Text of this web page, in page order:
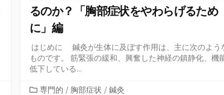
るのか？「胸部症状をやわらげるため
に」編
はじめに 鍼灸が生体に及ぼす作用は、主に次のよう
ものです。 筋緊張の緩和、興奮した神経の鎮静化、機
低下している...
カ専門的 / 胸部症状 / 鍼灸